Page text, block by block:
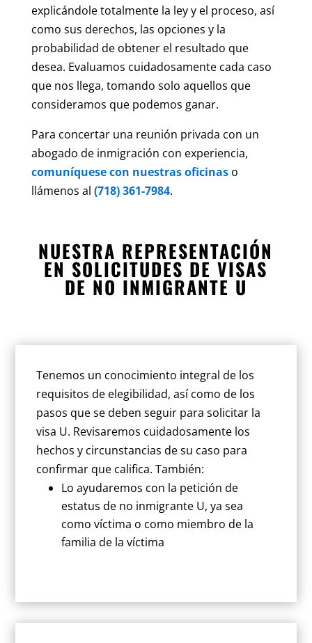
explicándole totalmente la ley y el proceso, así
como sus derechos, las opciones y la
probabilidad de obtener el resultado que
desea. Evaluamos cuidadosamente cada caso
que nos llega, tomando solo aquellos que
consideramos que podemos ganar.
Para concertar una reunión privada con un
abogado de inmigración con experiencia,
comuníquese con nuestras oficinaso
llámenos al (718) 361-7984.
NUESTRA REPRESENTACIÓN
EN SOLICITUDES DE VISAS
DE NO INMIGRANTE U
Tenemos un conocimiento integral de los
requisitos de elegibilidad, así como de los
pasos que se deben seguir para solicitar la
visa U. Revisaremos cuidadosamente los
hechos y circunstancias de su caso para
confirmar que califica. También:
Lo ayudaremos con la petición de
estatus de no inmigrante U, ya sea
como víctima o como miembro de la
familia de la víctima